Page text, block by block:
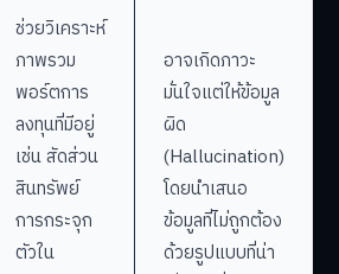
ช่วยวิเคราะห์
ภาพรวม
พอร์ตการ
ลงทุนที่มีอยู่
เช่น สัดส่วน
สินทรัพย์
การกระจุก
ตัวใน
อาจเกิดภาวะ
มั่นใจแต่ให้ข้อมูล
ผิด
(Hallucination)
โดยนำเสนอ
ข้อมูลที่ไม่ถูกต้อง
ด้วยรูปแบบที่น่า